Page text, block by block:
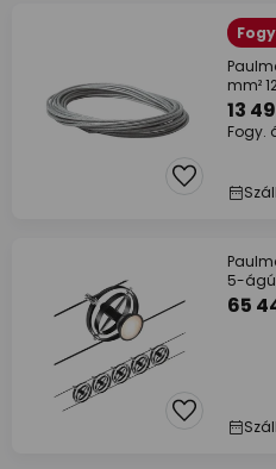
mm²
13
Fogy.
5-ágú
65